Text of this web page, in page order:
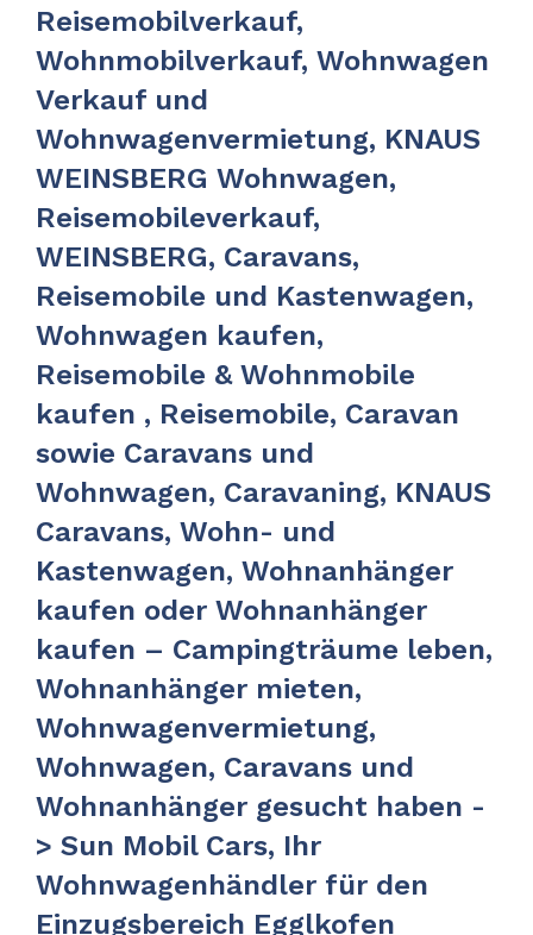
Reisemobilverkauf,
Wohnmobilverkauf, Wohnwagen
Verkauf und
Wohnwagenvermietung, KNAUS
WEINSBERG Wohnwagen,
Reisemobileverkauf,
WEINSBERG, Caravans,
Reisemobile und Kastenwagen,
Wohnwagen kaufen,
Reisemobile & Wohnmobile
kaufen , Reisemobile, Caravan
sowie Caravans und
Wohnwagen, Caravaning, KNAUS
Caravans, Wohn- und
Kastenwagen, Wohnanhänger
kaufen oder Wohnanhänger
kaufen – Campingträume leben,
Wohnanhänger mieten,
Wohnwagenvermietung,
Wohnwagen, Caravans und
Wohnanhänger gesucht haben -
> Sun Mobil Cars, Ihr
Wohnwagenhändler für den
Einzugsbereich Egglkofen